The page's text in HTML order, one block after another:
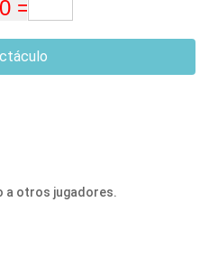
a otros jugadores.